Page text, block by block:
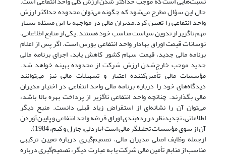
حال این سؤال مطرح می‌شود که چگونه می‌توان محدوده حداکثر ارزش
واحد انتفاعی را تعیین کرد.مدیران مالی در مواجهه با این مسئله بسیار
مهم ناگزیر از تدوین سیاست مناسب خود هستند. یکی از منابع اطلاعاتی،
نوسانات قیمت اوراق بهادار واحد انتفاعی بورس است. اگر پس از اعلام
برنامه مالی جدید، قیمت سهام کشور کاهش یابد، اجرای برنامه مالی
جدید موجب خارج‌شدن ارزش شرکت از محدوده بهینه خواهد شد.
مؤسسات مالی تأمین‌کننده اعتبار و تسهیلات مالی نیز می‌توانند
دیدگاه‌های خود را درباره برنامه مالی واحد انتفاعی در اختیار مدیران
مالی بگذارند. چنانچه واحد انتفاعی ناگزیر از پرداخت بهره بالا باشد،
می‌توان آن را نشانه‌ای از استقراض زیاد قبلی دانست. منبع دیگر
اطلاعاتی، تجدیدنظر در رده‌بندی اوراق قرضه واحد انتفاعی و پایین‌آوردن
آن از سوی مؤسسات تحلیلگر مالی است (باردلی، جارل و کیم، 1984).
ازجمله وظایف اصلی مدیران مالی، تصمیم‌گیری درباره تعیین ترکیبی
مناسب از منابع تأمین مالی شرکت یا به عبارت دیگر، تصمیم‌گیری درباره